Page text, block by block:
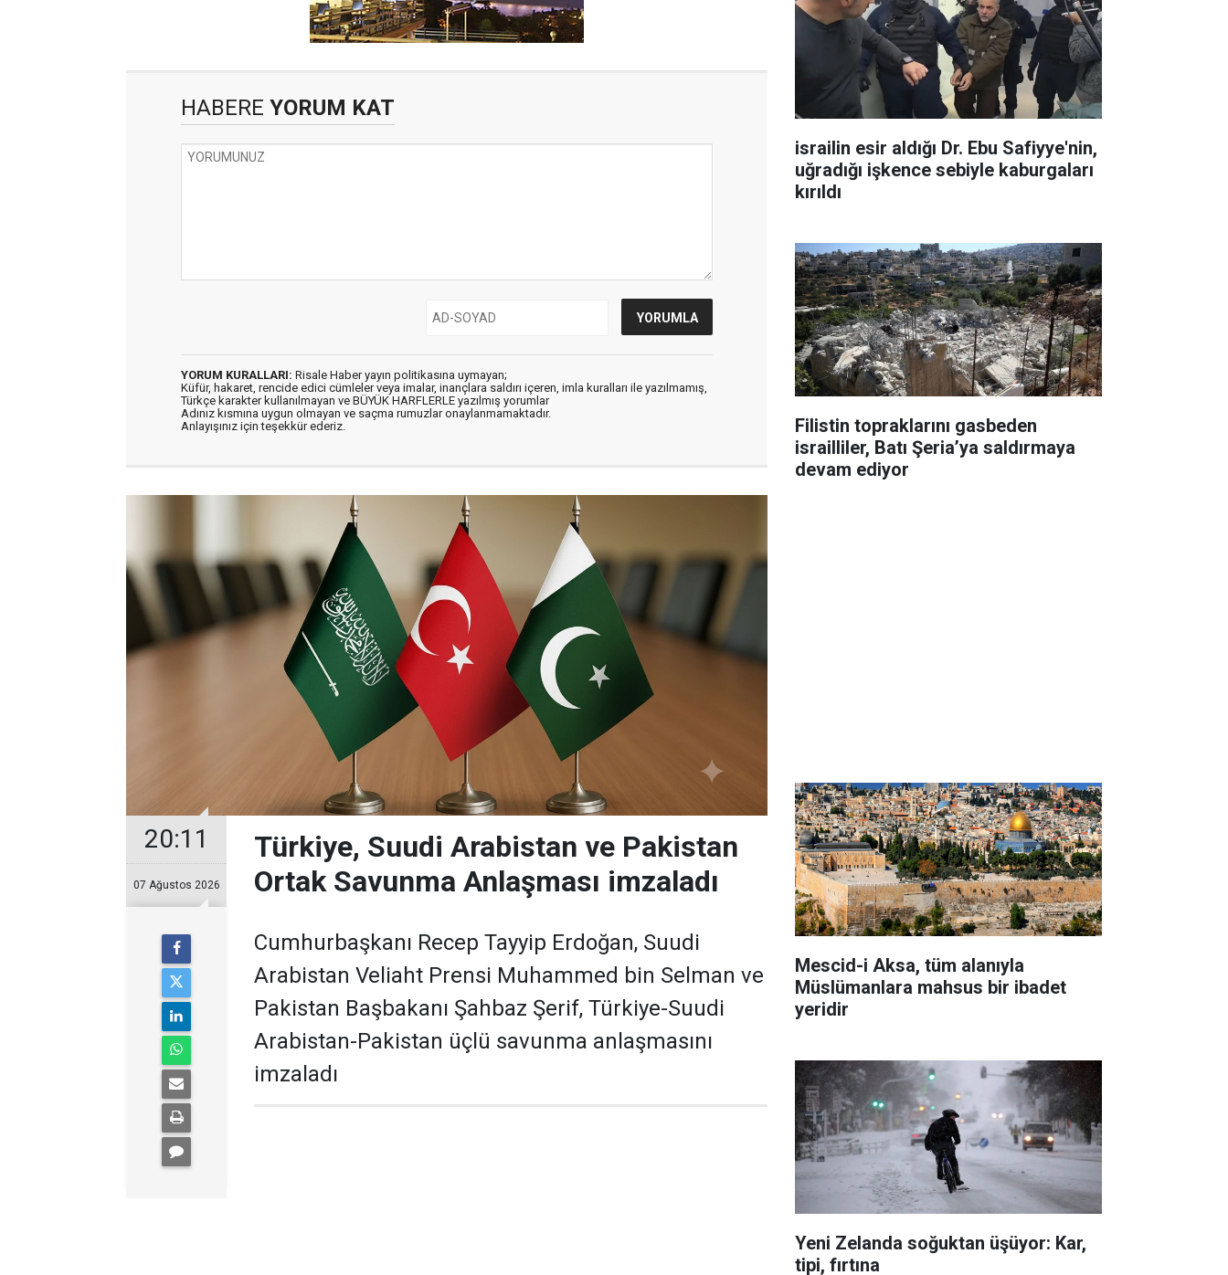
HABERE YORUM KAT
YORUM KURALLARI: Risale Haber yayın politikasına uymayan;
Küfür, hakaret, rencide edici cümleler veya imalar, inançlara saldırı içeren, imla kuralları ile yazılmamış,
Türkçe karakter kullanılmayan ve BÜYÜK HARFLERLE yazılmış yorumlar
Adınız kısmına uygun olmayan ve saçma rumuzlar onaylanmamaktadır.
Anlayışınız için teşekkür ederiz.
20:11
07 Ağustos 2026
Türkiye, Suudi Arabistan ve Pakistan
Ortak Savunma Anlaşması imzaladı
Cumhurbaşkanı Recep Tayyip Erdoğan, Suudi
Arabistan Veliaht Prensi Muhammed bin Selman ve
Pakistan Başbakanı Şahbaz Şerif, Türkiye-Suudi
Arabistan-Pakistan üçlü savunma anlaşmasını
imzaladı
israilin esir aldığı Dr. Ebu Safiyye'nin,
uğradığı işkence sebiyle kaburgaları
kırıldı
Filistin topraklarını gasbeden
israilliler, Batı Şeria’ya saldırmaya
devam ediyor
Mescid-i Aksa, tüm alanıyla
Müslümanlara mahsus bir ibadet
yeridir
Yeni Zelanda soğuktan üşüyor: Kar,
tipi, fırtına